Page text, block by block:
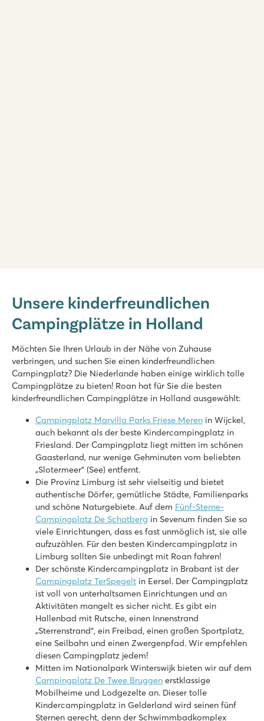
Holland - - Nordbrabant - Kaatsheuvel
★ ★ ★
Beheiztes Hallenbad, coole Außenrutschen und
Schöne Lage in der Nähe der Loonse und Drunense Dünen
Nur 8 Minuten mit dem Auto vom Efteling-Vergnügungspark
Marvilla Parks Friese Meren
Marvilla Parks Friese Meren
Holland - - Friesland - Lemmer
Überschaubares Hallenbad
Gemütliches Restaurant mit schöner Terrasse
Das Slotermeer (See) ist zu Fuß erreichbar
De Schatberg
De Schatberg
Holland - - Limburg - Sevenum
★
Hallenbad und Freibad mit Rutschen und Badesee mit Strand
Umfangreiches Unterhaltungsprogramm und Indoor-
An der wunderschönen Hochmoorlandschaft De Peel
De Twee Bruggen
De Twee Bruggen
Holland - - Gelderland - Winterswijk
★
Innen- und Außenpool mit Rutschen
Themenpark Bumblebee World nur 20 Autominuten entfernt!
Unsere kinderfreundlichen
Campingplätze in Holland
Möchten Sie Ihren Urlaub in der Nähe von Zuhause
verbringen, und suchen Sie einen kinderfreundlichen
Campingplatz? Die Niederlande haben einige wirklich tolle
Campingplätze zu bieten! Roan hat für Sie die besten
kinderfreundlichen Campingplätze in Holland ausgewählt:
Campingplatz Marvilla Parks Friese Meren in Wijckel,
auch bekannt als der beste Kindercampingplatz in
Friesland. Der Campingplatz liegt mitten im schönen
Gaasterland, nur wenige Gehminuten vom beliebten
„Slotermeer“ (See) entfernt.
Die Provinz Limburg ist sehr vielseitig und bietet
authentische Dörfer, gemütliche Städte, Familienparks
und schöne Naturgebiete. Auf dem Fünf-Sterne-
Campingplatz De Schatberg in Sevenum finden Sie so
viele Einrichtungen, dass es fast unmöglich ist, sie alle
aufzuzählen. Für den besten Kindercampingplatz in
Limburg sollten Sie unbedingt mit Roan fahren!
Der schönste Kindercampingplatz in Brabant ist der
Campingplatz TerSpegelt in Eersel. Der Campingplatz
ist voll von unterhaltsamen Einrichtungen und an
Aktivitäten mangelt es sicher nicht. Es gibt ein
Hallenbad mit Rutsche, einen Innenstrand
„Sterrenstrand“, ein Freibad, einen großen Sportplatz,
eine Seilbahn und einen Zwergenpfad. Wir empfehlen
diesen Campingplatz jedem!
Mitten im Nationalpark Winterswijk bieten wir auf dem
Campingplatz De Twee Bruggen erstklassige
Mobilheime und Lodgezelte an. Dieser tolle
Kindercampingplatz in Gelderland wird seinen fünf
Sternen gerecht, denn der Schwimmbadkomplex